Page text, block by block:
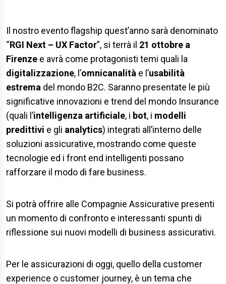
Il nostro evento flagship quest’anno sarà denominato
“RGI Next – UX Factor”, si terrà il 21 ottobre a
Firenze e avrà come protagonisti temi quali la
digitalizzazione, l’omnicanalità e l’usabilità
estrema del mondo B2C. Saranno presentate le più
significative innovazioni e trend del mondo Insurance
(quali l’intelligenza artificiale, i bot, i modelli
predittivi e gli analytics) integrati all’interno delle
soluzioni assicurative, mostrando come queste
tecnologie ed i front end intelligenti possano
rafforzare il modo di fare business.
Si potrà offrire alle Compagnie Assicurative presenti
un momento di confronto e interessanti spunti di
riflessione sui nuovi modelli di business assicurativi.
Per le assicurazioni di oggi, quello della customer
experience o customer journey, è un tema che